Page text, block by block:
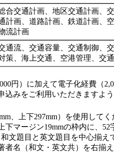
合交通計画、地区交通計画、
計画、道路計画、鉄道計画、
流計画
通流、交通容量、交通制御、
策、海上交通、空港管理、交
円）に加えて電子化経費（
込みをご利用いただきますよう
、上下297mm）を使用してく
下マージン19mmの枠内に、
和文題目と英文題目を中心揃
者名（和文・英文共）を右揃